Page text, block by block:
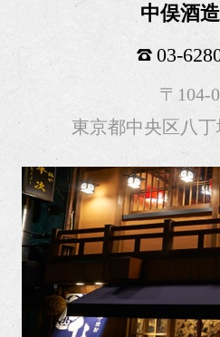
中俣酒
03-
〒104-
東京都中央区八